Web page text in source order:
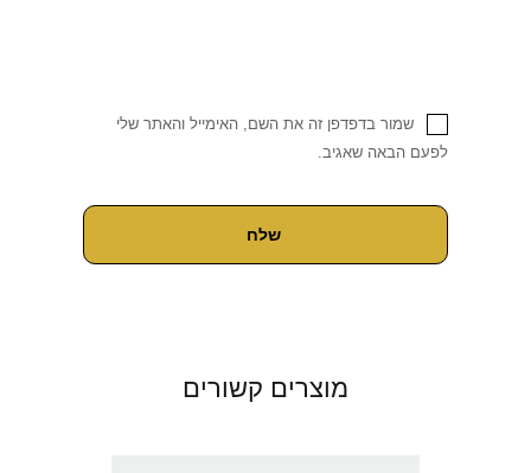
שמור בדפדפן זה את השם, האימייל והאתר שלי
לפעם הבאה שאגיב.
מוצרים קשורים